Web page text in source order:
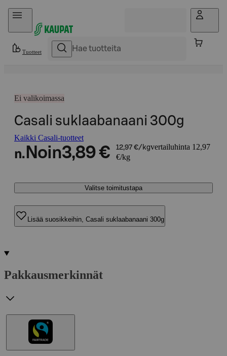
Hyppää sisältöön
Tuotteet
Ei valikoimassa
Casali suklaabanaani 300g
Kaikki Casali-tuotteet
n. Noin3,89 € 12,97 €/kgvertailuhinta 12,97
€/kg
Valitse toimitustapa
Lisää suosikkeihin, Casali suklaabanaani 300g
Pakkausmerkinnät